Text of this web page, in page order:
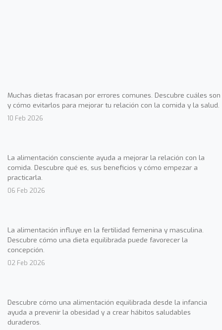
Muchas dietas fracasan por errores comunes. Descubre cuáles son
y cómo evitarlos para mejorar tu relación con la comida y la salud.
10 Feb 2026
La alimentación consciente ayuda a mejorar la relación con la
comida. Descubre qué es, sus beneficios y cómo empezar a
practicarla.
06 Feb 2026
La alimentación influye en la fertilidad femenina y masculina.
Descubre cómo una dieta equilibrada puede favorecer la
concepción.
02 Feb 2026
Descubre cómo una alimentación equilibrada desde la infancia
ayuda a prevenir la obesidad y a crear hábitos saludables
duraderos.